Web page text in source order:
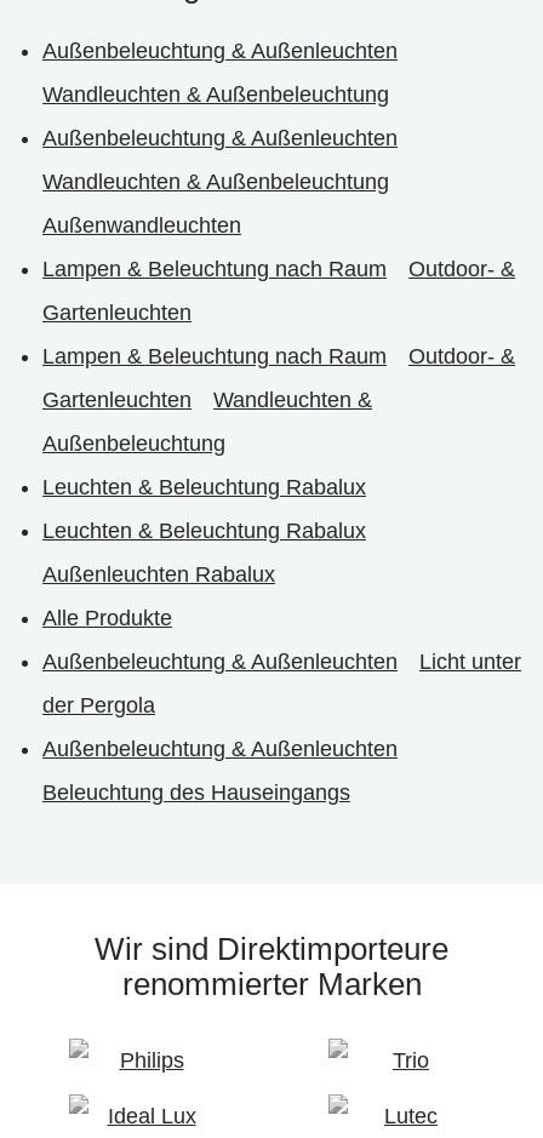
Außenbeleuchtung & Außenleuchten
Wandleuchten & Außenbeleuchtung
Außenbeleuchtung & Außenleuchten
Wandleuchten & Außenbeleuchtung
Außenwandleuchten
Lampen & Beleuchtung nach Raum
Outdoor- &
Gartenleuchten
Lampen & Beleuchtung nach Raum
Outdoor- &
Gartenleuchten
Wandleuchten &
Außenbeleuchtung
Leuchten & Beleuchtung Rabalux
Leuchten & Beleuchtung Rabalux
Außenleuchten Rabalux
Alle Produkte
Außenbeleuchtung & Außenleuchten
Licht unter
der Pergola
Außenbeleuchtung & Außenleuchten
Beleuchtung des Hauseingangs
Wir sind Direktimporteure
renommierter Marken